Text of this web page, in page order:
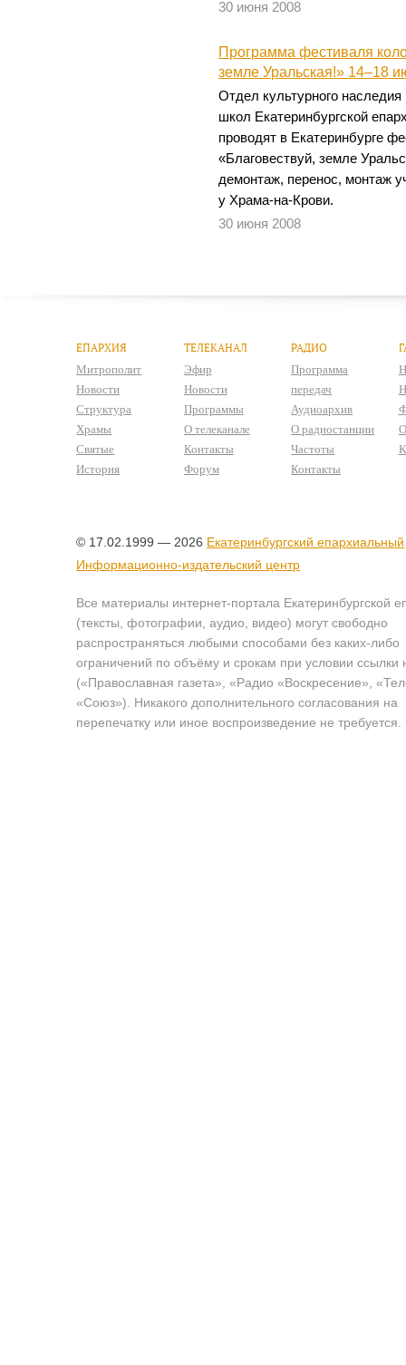
30 июня 2008
Программа фестиваля
земле Уральская!» 14–18
Отдел культурного
школ Екатеринбургской
проводят в Екатеринбурге
«Благовествуй, земле
демонтаж, перенос, монтаж
у Храма-на-Крови.
30 июня 2008
ЕПАРХИЯ
Митрополит
Новости
Структура
Храмы
Святые
История
ТЕЛЕКАНАЛ
Эфир
Новости
Программы
О телеканале
Контакты
Форум
РАДИО
Программа
передач
Аудиоархив
О радиостанции
Частоты
Контакты
© 17.02.1999 — 2026 Екатеринбургский епархиальный
Информационно-издательский центр
Все материалы интернет-портала Екатеринбургской
(тексты, фотографии, аудио, видео) могут свободно
распространяться любыми способами без каких-либо
ограничений по объёму и срокам при условии ссылки
(«Православная газета», «Радио «Воскресение»,
«Союз»). Никакого дополнительного согласования на
перепечатку или иное воспроизведение не требуется.